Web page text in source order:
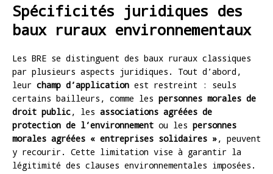
Spécificités juridiques des
baux ruraux environnementaux
Les BRE se distinguent des baux ruraux classiques
par plusieurs aspects juridiques. Tout d’abord,
leur champ d’application est restreint : seuls
certains bailleurs, comme les personnes morales de
droit public, les associations agréées de
protection de l’environnement ou les personnes
morales agréées « entreprises solidaires », peuvent
y recourir. Cette limitation vise à garantir la
légitimité des clauses environnementales imposées.